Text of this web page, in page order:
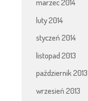
marzec 2014
luty 2014
styczeń 2014
listopad 2013
październik 2013
wrzesień 2013